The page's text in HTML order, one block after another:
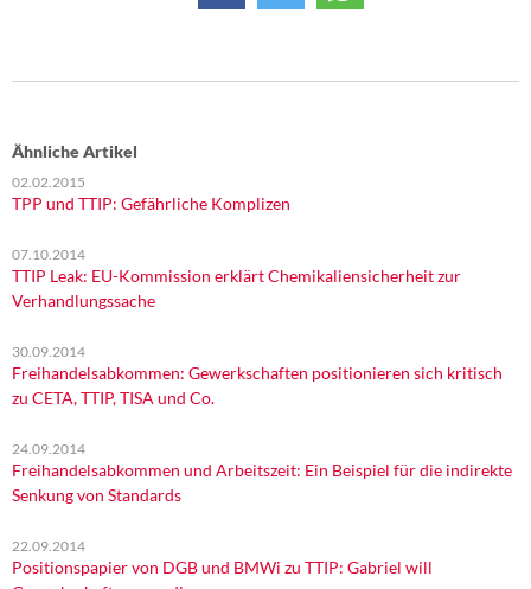
Ähnliche Artikel
02.02.2015
TPP und TTIP: Gefährliche Komplizen
07.10.2014
TTIP Leak: EU-Kommission erklärt Chemikaliensicherheit zur
Verhandlungssache
30.09.2014
Freihandelsabkommen: Gewerkschaften positionieren sich kritisch
zu CETA, TTIP, TISA und Co.
24.09.2014
Freihandelsabkommen und Arbeitszeit: Ein Beispiel für die indirekte
Senkung von Standards
22.09.2014
Positionspapier von DGB und BMWi zu TTIP: Gabriel will